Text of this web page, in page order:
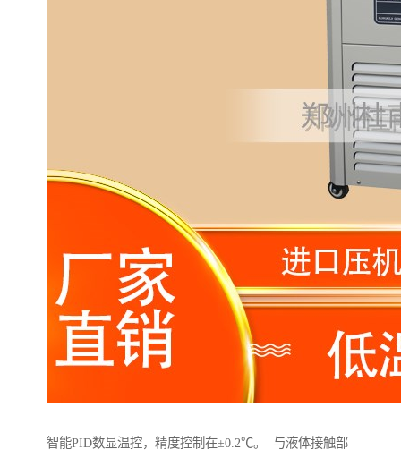
智能PID数显温控，精度控制在±0.2℃。 与液体接触部